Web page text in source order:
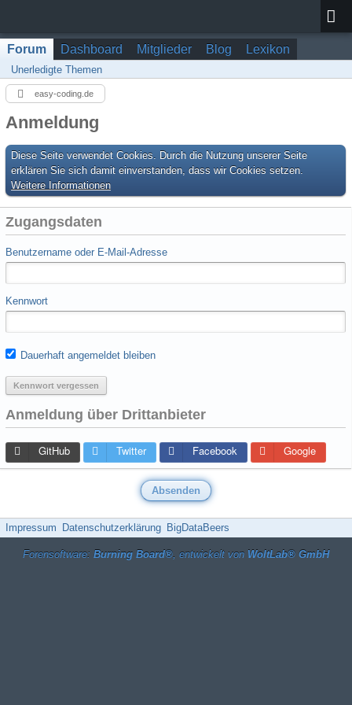
Forum Dashboard Mitglieder Blog Lexikon
Unerledigte Themen
easy-coding.de
Anmeldung
Diese Seite verwendet Cookies. Durch die Nutzung unserer Seite
erklären Sie sich damit einverstanden, dass wir Cookies setzen.
Weitere Informationen
Zugangsdaten
Benutzername oder E-Mail-Adresse
Kennwort
Dauerhaft angemeldet bleiben
Kennwort vergessen
Anmeldung über Drittanbieter
GitHub Twitter Facebook Google
Impressum Datenschutzerklärung BigDataBeers
Forensoftware: Burning Board®, entwickelt von WoltLab® GmbH